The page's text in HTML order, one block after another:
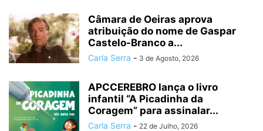
Câmara de Oeiras aprova
atribuição do nome de Gaspar
Castelo-Branco a...
Carla Serra - 3 de Agosto, 2026
APCCEREBRO lança o livro
infantil “A Picadinha da
Coragem” para assinalar...
Carla Serra - 22 de Julho, 2026